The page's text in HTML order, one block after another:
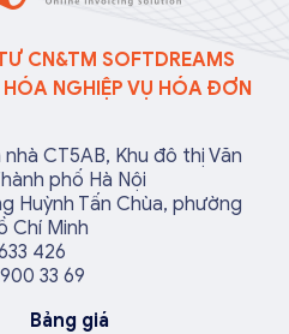
CN&TM SOFTDREAMS
NGHIỆP VỤ HÓA ĐƠN
CT5AB, Khu đô thị Văn
phố Hà Nội
Huỳnh Tấn Chùa, phường
Chí Minh
426
33 69
Bảng giá